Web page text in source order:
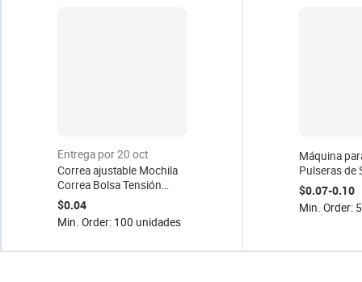
Entrega por 20 oct
Correa ajustable Mochila
Correa Bolsa Tensión
Escalera Cerradura Hebilla
de plástico Bolsa especial
Piezas y accesorios
$0.04
Min. Order: 100 unidades
Máquina
Pulseras de
Impresión
Folclórico a
Agua,
$0.07-0.10
Min. Order: